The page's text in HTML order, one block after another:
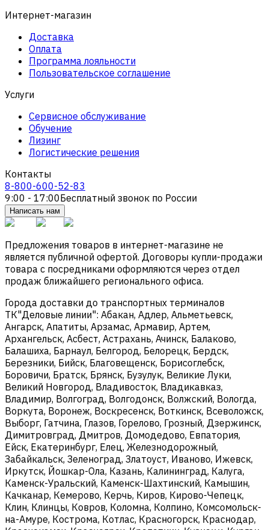
Интернет-магазин
Доставка
Оплата
Программа лояльности
Пользовательское соглашение
Услуги
Сервисное обслуживание
Обучение
Лизинг
Логистические решения
Контакты
8-800-600-52-83
9:00 - 17:00Бесплатный звонок по России
Написать нам
Предложения товаров в интернет-магазине не
является публичной офертой. Договоры купли-продажи
товара с посредниками оформляются через отдел
продаж ближайшего регионального офиса.
Города доставки до транспортных терминалов
ТК"Деловые линии": Абакан, Адлер, Альметьевск,
Ангарск, Апатиты, Арзамас, Армавир, Артем,
Архангельск, Асбест, Астрахань, Ачинск, Балаково,
Балашиха, Барнаул, Белгород, Белорецк, Бердск,
Березники, Бийск, Благовещенск, Борисоглебск,
Боровичи, Братск, Брянск, Бузулук, Великие Луки,
Великий Новгород, Владивосток, Владикавказ,
Владимир, Волгоград, Волгодонск, Волжский, Вологда,
Воркута, Воронеж, Воскресенск, Воткинск, Всеволожск,
Выборг, Гатчина, Глазов, Горелово, Грозный, Дзержинск,
Димитровград, Дмитров, Домодедово, Евпатория,
Ейск, Екатеринбург, Елец, Железнодорожный,
Забайкальск, Зеленоград, Златоуст, Иваново, Ижевск,
Иркутск, Йошкар-Ола, Казань, Калининград, Калуга,
Каменск-Уральский, Каменск-Шахтинский, Камышин,
Качканар, Кемерово, Керчь, Киров, Кирово-Чепецк,
Клин, Клинцы, Ковров, Коломна, Колпино, Комсомольск-
на-Амуре, Кострома, Котлас, Красногорск, Краснодар,